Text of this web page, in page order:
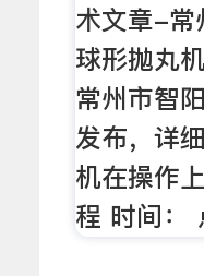
术文章-常
球形抛丸
常州市智
发布，详
机在操作
程 时间：